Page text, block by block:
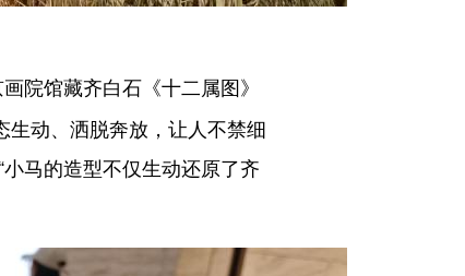
院馆藏齐白石《十二属图》
动、洒脱奔放，让人不禁细
马的造型不仅生动还原了齐